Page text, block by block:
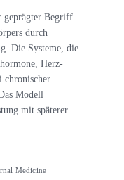
geprägter Begriff
durch
Die Systeme, die
Herz-
chronischer
Modell
mit späterer
Medicine